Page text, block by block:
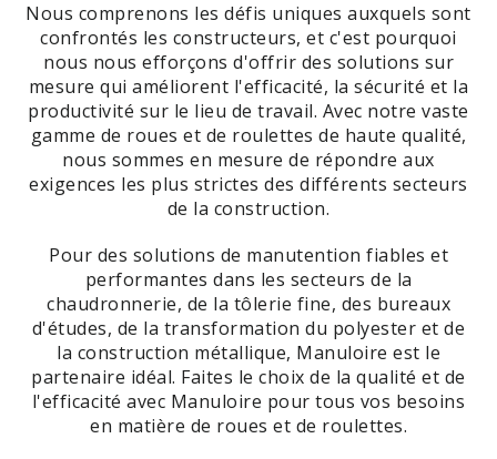
Nous comprenons les défis uniques auxquels sont
confrontés les constructeurs, et c'est pourquoi
nous nous efforçons d'offrir des solutions sur
mesure qui améliorent l'efficacité, la sécurité et la
productivité sur le lieu de travail. Avec notre vaste
gamme de roues et de roulettes de haute qualité,
nous sommes en mesure de répondre aux
exigences les plus strictes des différents secteurs
de la construction.
Pour des solutions de manutention fiables et
performantes dans les secteurs de la
chaudronnerie, de la tôlerie fine, des bureaux
d'études, de la transformation du polyester et de
la construction métallique, Manuloire est le
partenaire idéal. Faites le choix de la qualité et de
l'efficacité avec Manuloire pour tous vos besoins
en matière de roues et de roulettes.